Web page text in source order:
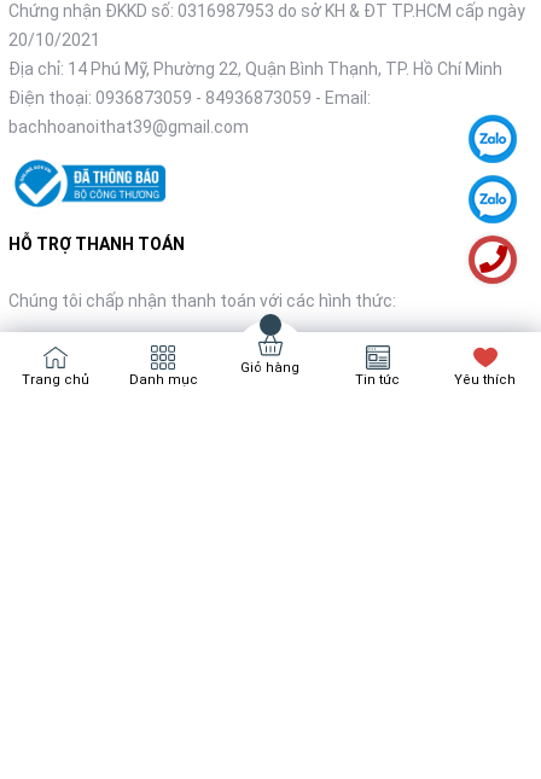
Chứng nhận ĐKKD số: 0316987953 do sở KH & ĐT TP.HCM cấp ngày
20/10/2021
Địa chỉ: 14 Phú Mỹ, Phường 22, Quận Bình Thạnh, TP. Hồ Chí Minh
Điện thoại: 0936873059 - 84936873059 - Email:
bachhoanoithat39@gmail.com
HỖ TRỢ THANH TOÁN
Chúng tôi chấp nhận thanh toán với các hình thức:
Trang chủ Danh mục
Giỏ hàng
Tin tức Yêu thích